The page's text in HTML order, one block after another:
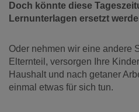
Doch könnte diese
Lernunterlagen ersetzt
Oder nehmen wir eine andere
Elternteil, versorgen Ihre
Haushalt und nach getaner
einmal etwas für sich tun.